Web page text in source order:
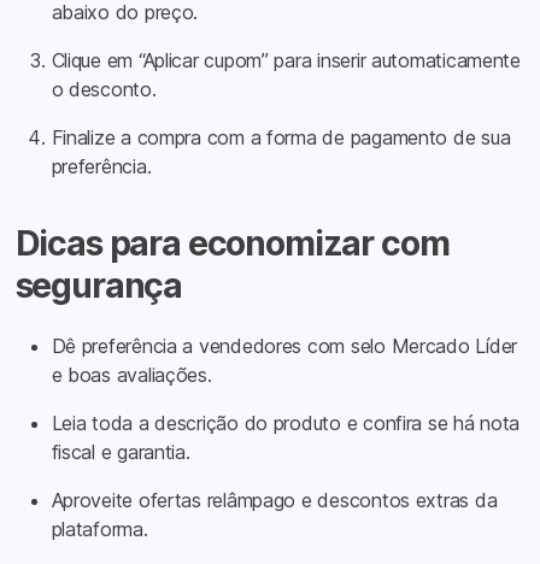
abaixo do preço.
Clique em “Aplicar cupom” para inserir automaticamente
o desconto.
Finalize a compra com a forma de pagamento de sua
preferência.
Dicas para economizar com
segurança
Dê preferência a vendedores com selo Mercado Líder
e boas avaliações.
Leia toda a descrição do produto e confira se há nota
fiscal e garantia.
Aproveite ofertas relâmpago e descontos extras da
plataforma.